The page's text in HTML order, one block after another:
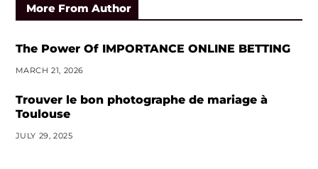
More From Author
The Power Of IMPORTANCE ONLINE BETTING
MARCH 21, 2026
Trouver le bon photographe de mariage à
Toulouse
JULY 29, 2025